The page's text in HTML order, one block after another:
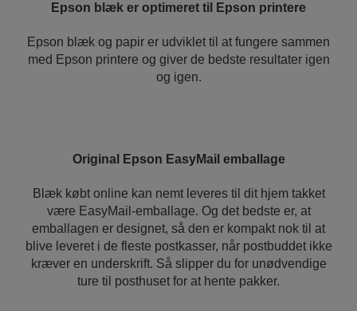
Epson blæk er optimeret til Epson printere
Epson blæk og papir er udviklet til at fungere sammen
med Epson printere og giver de bedste resultater igen
og igen.
Original Epson EasyMail emballage
Blæk købt online kan nemt leveres til dit hjem takket
være EasyMail-emballage. Og det bedste er, at
emballagen er designet, så den er kompakt nok til at
blive leveret i de fleste postkasser, når postbuddet ikke
kræver en underskrift. Så slipper du for unødvendige
ture til posthuset for at hente pakker.